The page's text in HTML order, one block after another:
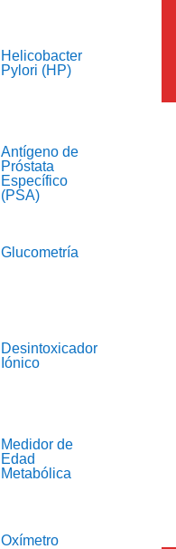
Helicobacter
Pylori (HP)
Antígeno de
Próstata
Específico
(PSA)
Glucometría
Desintoxicador
Iónico
Medidor de
Edad
Metabólica
Oxímetro